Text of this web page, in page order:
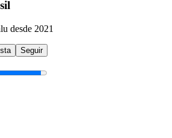
desde 2021
Seguir